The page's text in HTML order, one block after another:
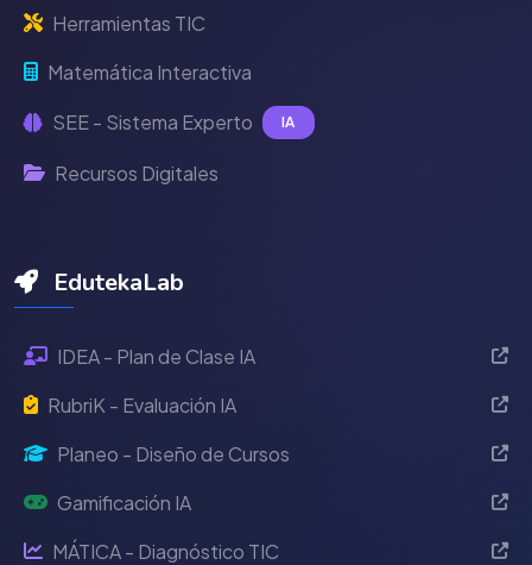
Herramientas TIC
Matemática Interactiva
SEE - Sistema Experto IA
Recursos Digitales
EdutekaLab
IDEA - Plan de Clase IA
RubriK - Evaluación IA
Planeo - Diseño de Cursos
Gamificación IA
MÁTICA - Diagnóstico TIC